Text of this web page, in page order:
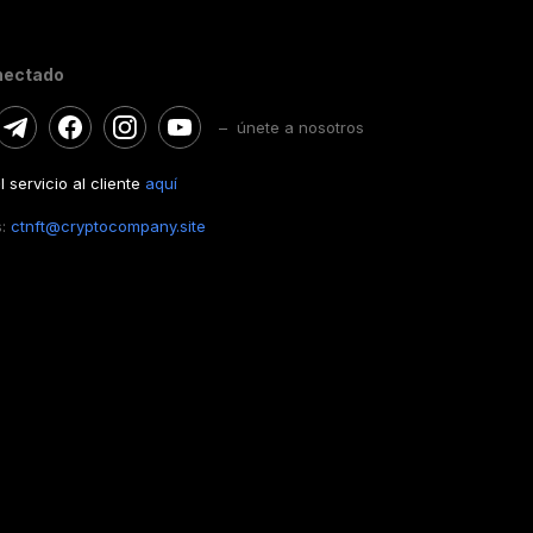
– únete a nosotros
servicio al cliente aquí
ctnft@cryptocompany.site